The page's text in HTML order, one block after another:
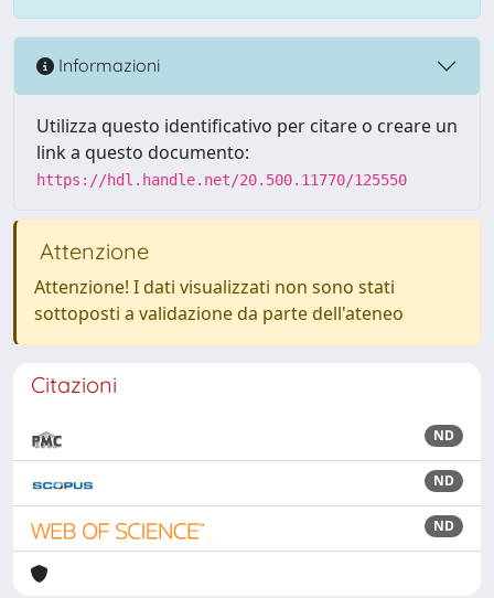
Informazioni
Utilizza questo identificativo per citare o creare un
link a questo documento:
https://hdl.handle.net/20.500.11770/125550
Attenzione
Attenzione! I dati visualizzati non sono stati
sottoposti a validazione da parte dell'ateneo
Citazioni
ND
ND
ND